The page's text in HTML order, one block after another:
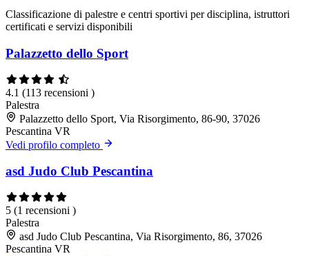
Classificazione di palestre e centri sportivi per disciplina, istruttori
certificati e servizi disponibili
Palazzetto dello Sport
4.1 (113 recensioni )
Palestra
Palazzetto dello Sport, Via Risorgimento, 86-90, 37026
Pescantina VR
Vedi profilo completo
asd Judo Club Pescantina
5 (1 recensioni )
Palestra
asd Judo Club Pescantina, Via Risorgimento, 86, 37026
Pescantina VR